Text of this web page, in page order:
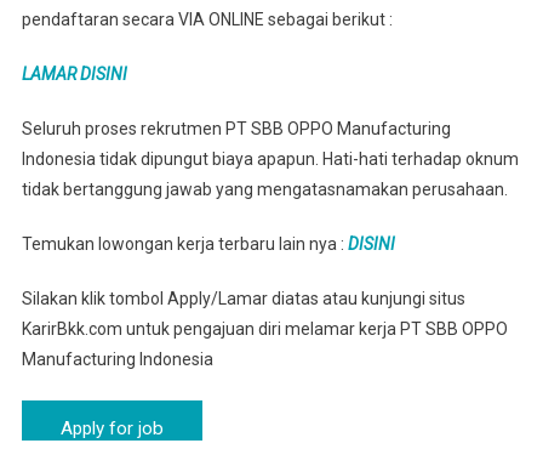
pendaftaran secara VIA ONLINE sebagai berikut :
LAMAR DISINI
Seluruh proses rekrutmen PT SBB OPPO Manufacturing
Indonesia tidak dipungut biaya apapun. Hati-hati terhadap oknum
tidak bertanggung jawab yang mengatasnamakan perusahaan.
Temukan lowongan kerja terbaru lain nya : DISINI
Silakan klik tombol Apply/Lamar diatas atau kunjungi situs
KarirBkk.com untuk pengajuan diri melamar kerja PT SBB OPPO
Manufacturing Indonesia